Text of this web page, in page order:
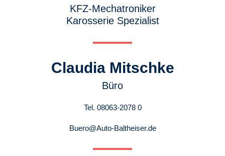
KFZ-Mechatroniker
Karosserie Spezialist
Claudia Mitschke
Büro
Tel. 08063-2078 0
Buero@Auto-Baltheiser.de